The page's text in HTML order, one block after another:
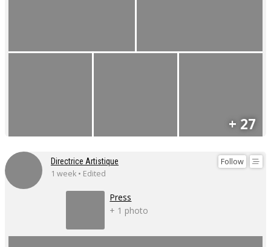
+ 27
Follow
Directrice Artistique
1 week • Edited
Press
+ 1 photo